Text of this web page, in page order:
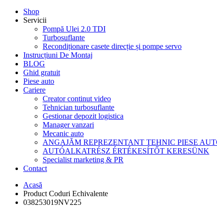
Shop
Servicii
Pompă Ulei 2.0 TDI
Turbosuflante
Recondiționare casete direcție și pompe servo
Instrucțiuni De Montaj
BLOG
Ghid gratuit
Piese auto
Cariere
Creator continut video
Tehnician turbosuflante
Gestionar depozit logistica
Manager vanzari
Mecanic auto
ANGAJĂM REPREZENTANT TEHNIC PIESE
AUTÓALKATRÉSZ ÉRTÉKESÍTŐT KERESÜNK
Specialist marketing & PR
Contact
Acasă
Product Coduri Echivalente
038253019NV225